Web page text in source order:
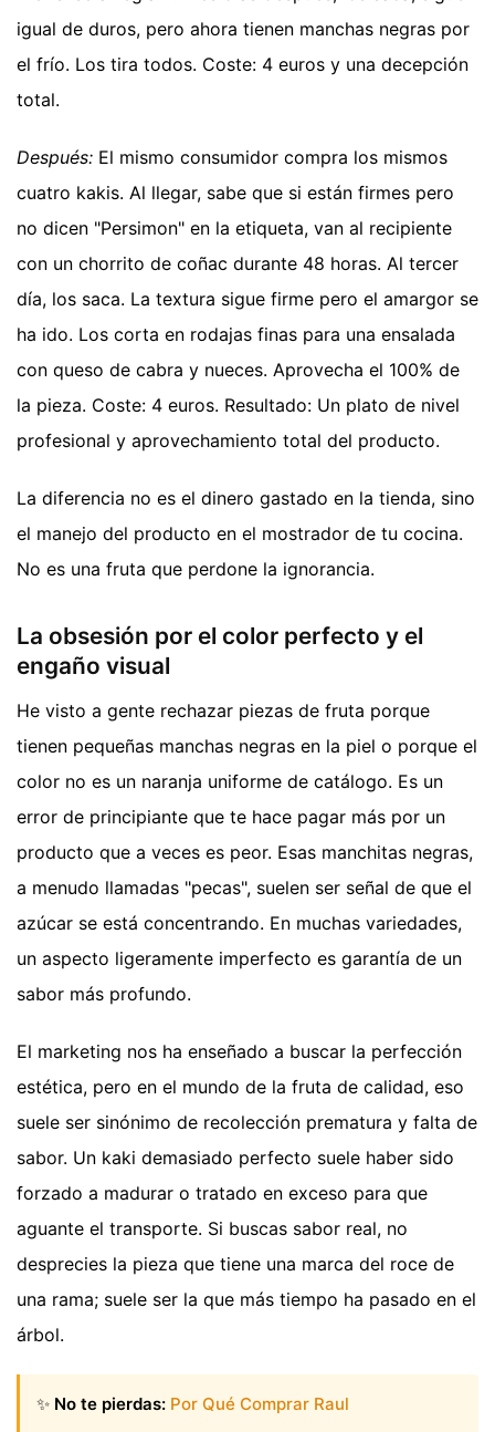
igual de duros, pero ahora tienen manchas negras por
el frío. Los tira todos. Coste: 4 euros y una decepción
total.
Después: El mismo consumidor compra los mismos
cuatro kakis. Al llegar, sabe que si están firmes pero
no dicen "Persimon" en la etiqueta, van al recipiente
con un chorrito de coñac durante 48 horas. Al tercer
día, los saca. La textura sigue firme pero el amargor se
ha ido. Los corta en rodajas finas para una ensalada
con queso de cabra y nueces. Aprovecha el 100% de
la pieza. Coste: 4 euros. Resultado: Un plato de nivel
profesional y aprovechamiento total del producto.
La diferencia no es el dinero gastado en la tienda, sino
el manejo del producto en el mostrador de tu cocina.
No es una fruta que perdone la ignorancia.
La obsesión por el color perfecto y el
engaño visual
He visto a gente rechazar piezas de fruta porque
tienen pequeñas manchas negras en la piel o porque el
color no es un naranja uniforme de catálogo. Es un
error de principiante que te hace pagar más por un
producto que a veces es peor. Esas manchitas negras,
a menudo llamadas "pecas", suelen ser señal de que el
azúcar se está concentrando. En muchas variedades,
un aspecto ligeramente imperfecto es garantía de un
sabor más profundo.
El marketing nos ha enseñado a buscar la perfección
estética, pero en el mundo de la fruta de calidad, eso
suele ser sinónimo de recolección prematura y falta de
sabor. Un kaki demasiado perfecto suele haber sido
forzado a madurar o tratado en exceso para que
aguante el transporte. Si buscas sabor real, no
desprecies la pieza que tiene una marca del roce de
una rama; suele ser la que más tiempo ha pasado en el
árbol.
✨ No te pierdas: Por Qué Comprar Raul